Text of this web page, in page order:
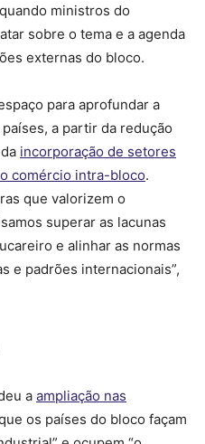
ministros do
sobre o tema e a agenda
externas do bloco.
para aprofundar a
a partir da redução
incorporação de setores
comércio intra-bloco.
que valorizem o
superar as lacunas
e alinhar as normas
e padrões internacionais”,
a ampliação nas
os países do bloco façam